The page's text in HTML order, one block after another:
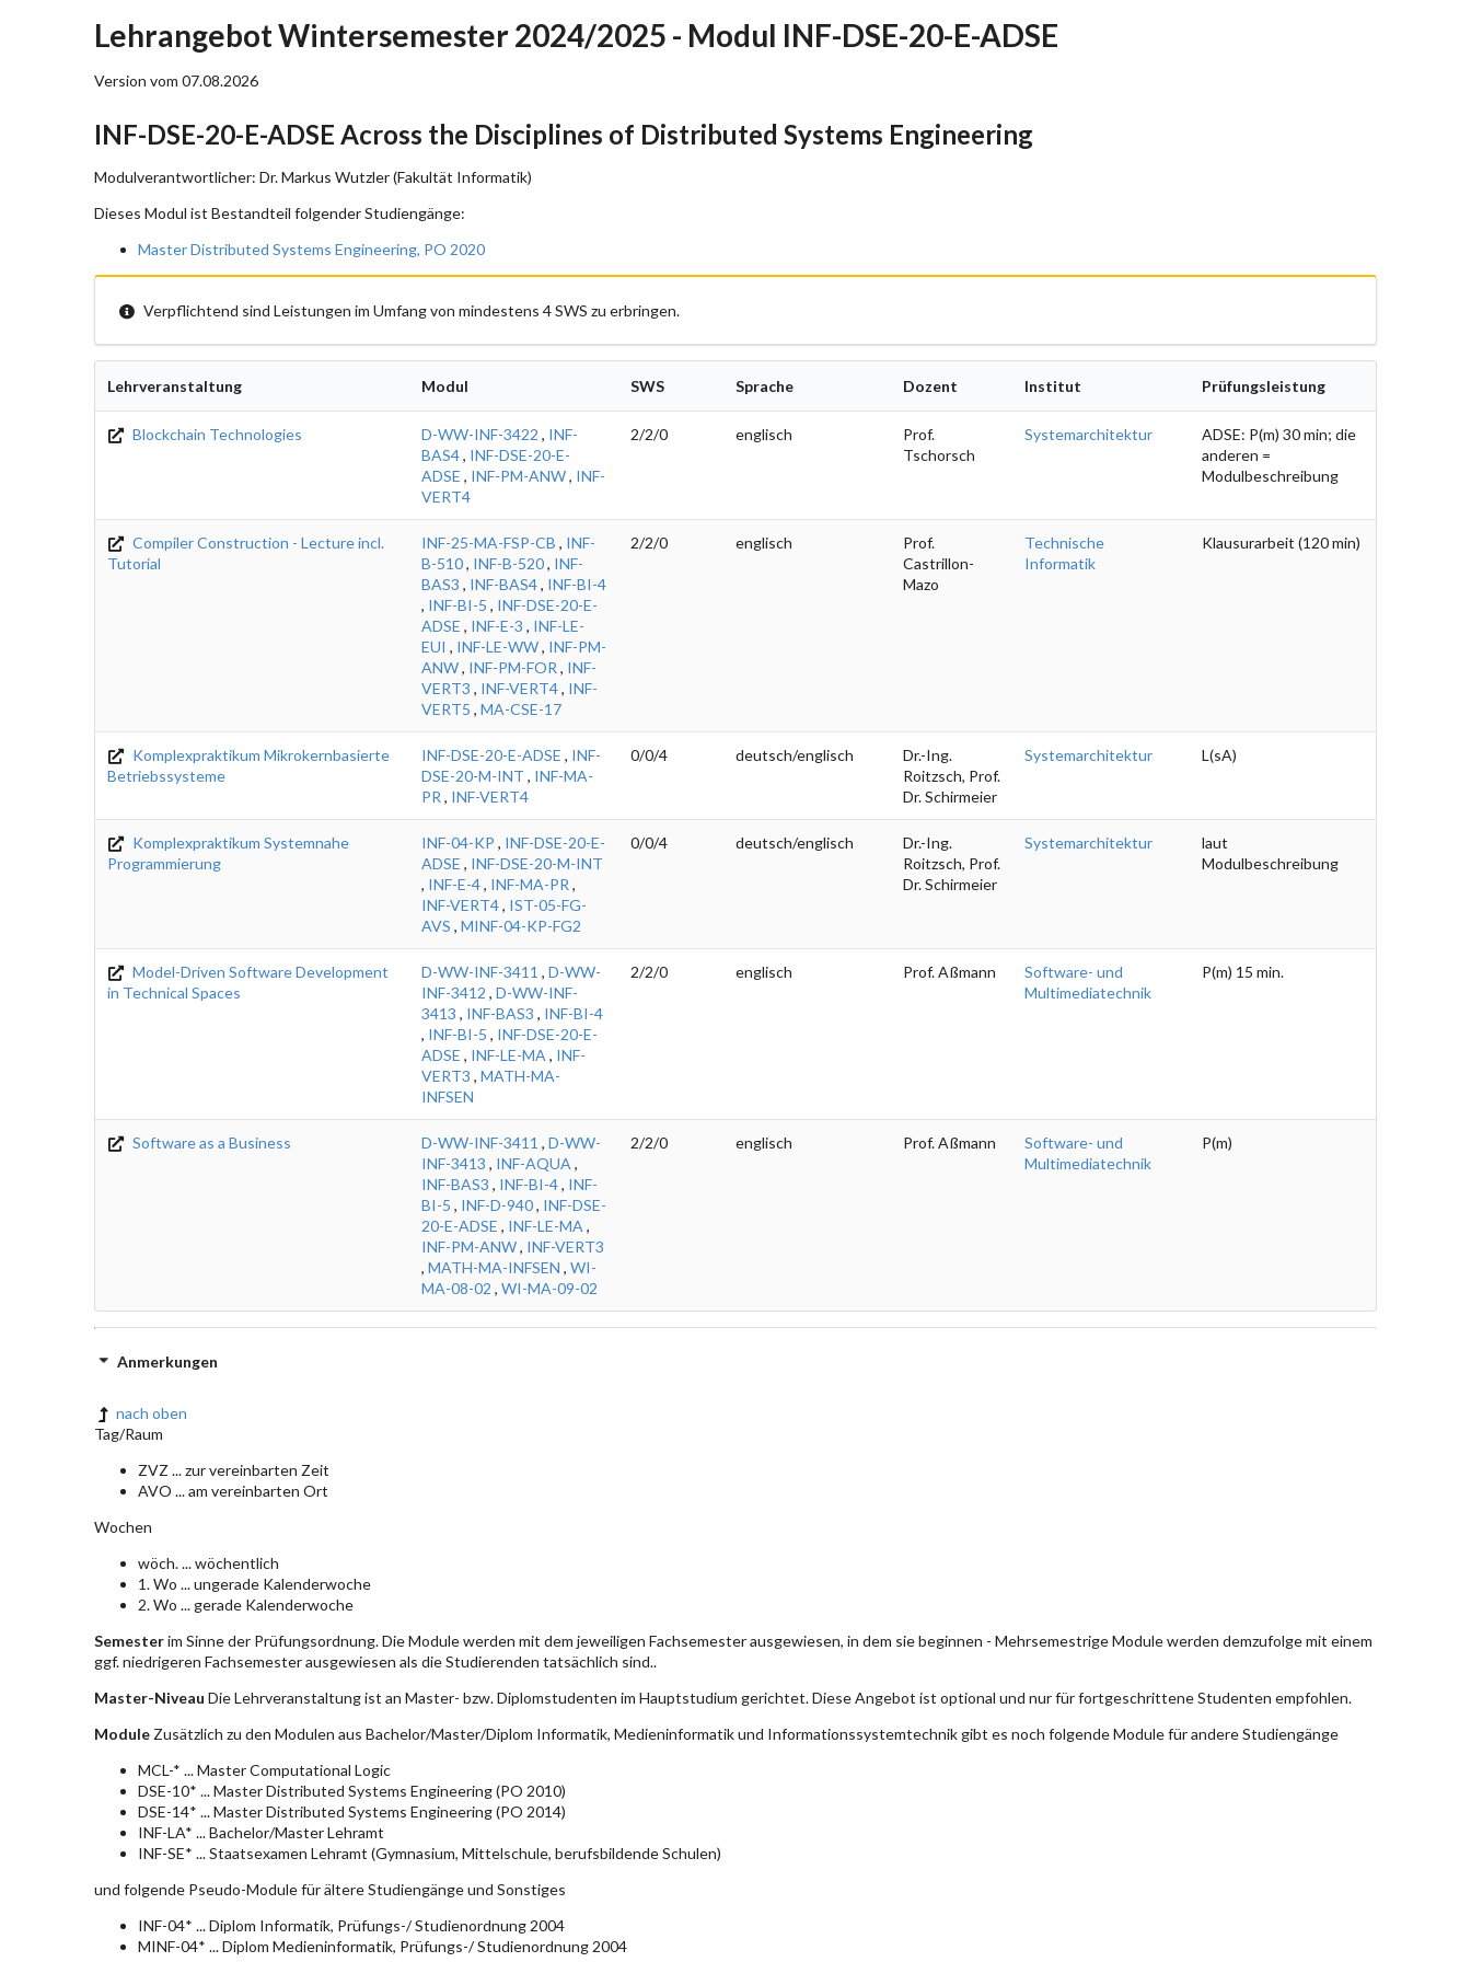
Lehrangebot Wintersemester 2024/2025 - Modul INF-DSE-20-E-ADSE
Version vom 07.08.2026
INF-DSE-20-E-ADSE Across the Disciplines of Distributed Systems Engineering
Modulverantwortlicher: Dr. Markus Wutzler (Fakultät Informatik)
Dieses Modul ist Bestandteil folgender Studiengänge:
Master Distributed Systems Engineering, PO 2020
Verpflichtend sind Leistungen im Umfang von mindestens 4 SWS zu erbringen.
Lehrveranstaltung Modul SWS Sprache Dozent Institut Prüfungsleistung
Blockchain Technologies D-WW-INF-3422 , INF-
BAS4, INF-DSE-20-E-
ADSE , INF-PM-ANW, INF-
VERT4
2/2/0 englisch
Prof.
Tschorsch
Systemarchitektur
ADSE: P(m) 30 min; die
anderen =
Modulbeschreibung
Compiler Construction - Lecture incl.
Tutorial
INF-25-MA-FSP-CB , INF-
B-510, INF-B-520, INF-
BAS3 , INF-BAS4, INF-BI-4
, INF-BI-5 , INF-DSE-20-E-
ADSE , INF-E-3 , INF-LE-
EUI , INF-LE-WW, INF-PM-
ANW, INF-PM-FOR , INF-
VERT3 , INF-VERT4, INF-
VERT5 , MA-CSE-17
2/2/0 englisch
Prof.
Castrillon-
Mazo
Technische
Informatik
Klausurarbeit (120 min)
Komplexpraktikum Mikrokernbasierte
Betriebssysteme
INF-DSE-20-E-ADSE , INF-
DSE-20-M-INT , INF-MA-
PR , INF-VERT4
0/0/4 deutsch/englisch
Dr.-Ing.
Roitzsch, Prof.
Dr. Schirmeier
Systemarchitektur L(sA)
Komplexpraktikum Systemnahe
Programmierung
INF-04-KP , INF-DSE-20-E-
ADSE , INF-DSE-20-M-INT
, INF-E-4, INF-MA-PR ,
INF-VERT4, IST-05-FG-
AVS , MINF-04-KP-FG2
0/0/4 deutsch/englisch
Dr.-Ing.
Roitzsch, Prof.
Dr. Schirmeier
Systemarchitektur
laut
Modulbeschreibung
Model-Driven Software Development
in Technical Spaces
D-WW-INF-3411 , D-WW-
INF-3412 , D-WW-INF-
3413 , INF-BAS3 , INF-BI-4
, INF-BI-5 , INF-DSE-20-E-
ADSE , INF-LE-MA , INF-
VERT3 , MATH-MA-
INFSEN
2/2/0 englisch Prof. Aßmann
Software- und
Multimediatechnik
P(m) 15 min.
Software as a Business D-WW-INF-3411 , D-WW-
INF-3413 , INF-AQUA ,
INF-BAS3 , INF-BI-4, INF-
BI-5 , INF-D-940, INF-DSE-
20-E-ADSE , INF-LE-MA ,
INF-PM-ANW, INF-VERT3
, MATH-MA-INFSEN , WI-
MA-08-02 , WI-MA-09-02
2/2/0 englisch Prof. Aßmann
Software- und
Multimediatechnik
P(m)
Anmerkungen
nach oben
Tag/Raum
ZVZ ... zur vereinbarten Zeit
AVO ... am vereinbarten Ort
Wochen
wöch. ... wöchentlich
1. Wo ... ungerade Kalenderwoche
2. Wo ... gerade Kalenderwoche
Semesterim Sinne der Prüfungsordnung. Die Module werden mit dem jeweiligen Fachsemester ausgewiesen, in dem sie beginnen - Mehrsemestrige Module werden demzufolge mit einem
ggf. niedrigeren Fachsemester ausgewiesen als die Studierenden tatsächlich sind..
Master-Niveau Die Lehrveranstaltung ist an Master- bzw. Diplomstudenten im Hauptstudium gerichtet. Diese Angebot ist optional und nur für fortgeschrittene Studenten empfohlen.
ModuleZusätzlich zu den Modulen aus Bachelor/Master/Diplom Informatik, Medieninformatik und Informationssystemtechnik gibt es noch folgende Module für andere Studiengänge
MCL-* ... Master Computational Logic
DSE-10* ... Master Distributed Systems Engineering (PO 2010)
DSE-14* ... Master Distributed Systems Engineering (PO 2014)
INF-LA* ... Bachelor/Master Lehramt
INF-SE* ... Staatsexamen Lehramt (Gymnasium, Mittelschule, berufsbildende Schulen)
und folgende Pseudo-Module für ältere Studiengänge und Sonstiges
INF-04* ... Diplom Informatik, Prüfungs-/ Studienordnung 2004
MINF-04* ... Diplom Medieninformatik, Prüfungs-/ Studienordnung 2004